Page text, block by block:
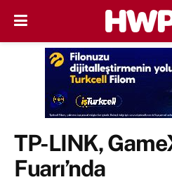
TP-LINK,
Fuarı’nda